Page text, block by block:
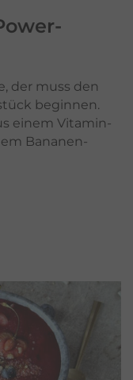
der muss den
beginnen.
einem Vitamin-
Bananen-